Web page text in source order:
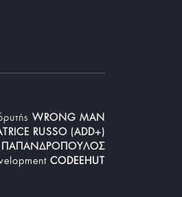
WRONG MAN
RUSSO (ADD+)
ΠΑΠΑΝΔΡΟΠΟΥΛΟΣ
CODEEHUT